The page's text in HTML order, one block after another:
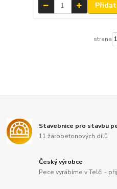
strana
Stavebnice pro stavbu
11 žárobetonových dílů
Český výrobce
Pece vyrábíme v Telči -